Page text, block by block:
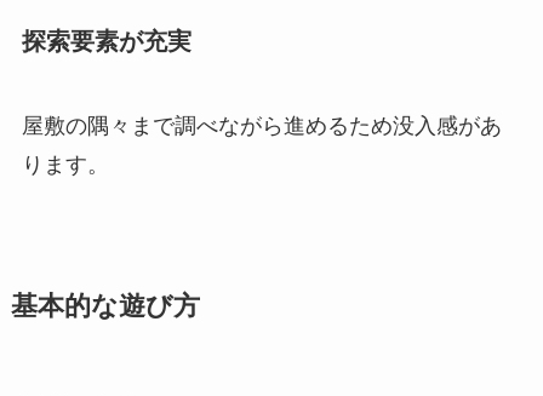
探索要素が充実
屋敷の隅々まで調べながら進めるため没入感があ
ります。
基本的な遊び方